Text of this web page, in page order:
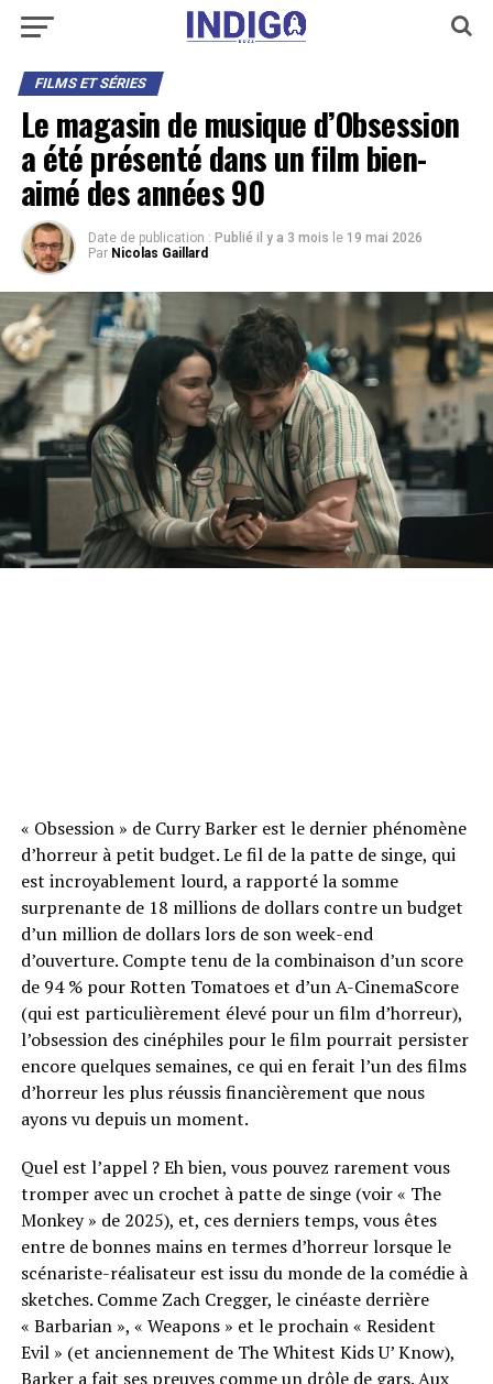
FILMS ET SÉRIES
Le magasin de musique d’Obsession
a été présenté dans un film bien-
aimé des années 90
Date de publication : Publié il y a 3 mois le 19 mai 2026
Par Nicolas Gaillard
« Obsession » de Curry Barker est le dernier phénomène
d’horreur à petit budget. Le fil de la patte de singe, qui
est incroyablement lourd, a rapporté la somme
surprenante de 18 millions de dollars contre un budget
d’un million de dollars lors de son week-end
d’ouverture. Compte tenu de la combinaison d’un score
de 94 % pour Rotten Tomatoes et d’un A-CinemaScore
(qui est particulièrement élevé pour un film d’horreur),
l’obsession des cinéphiles pour le film pourrait persister
encore quelques semaines, ce qui en ferait l’un des films
d’horreur les plus réussis financièrement que nous
ayons vu depuis un moment.
Quel est l’appel ? Eh bien, vous pouvez rarement vous
tromper avec un crochet à patte de singe (voir « The
Monkey » de 2025), et, ces derniers temps, vous êtes
entre de bonnes mains en termes d’horreur lorsque le
scénariste-réalisateur est issu du monde de la comédie à
sketches. Comme Zach Cregger, le cinéaste derrière
« Barbarian », « Weapons » et le prochain « Resident
Evil » (et anciennement de The Whitest Kids U’ Know),
Barker a fait ses preuves comme un drôle de gars. Aux